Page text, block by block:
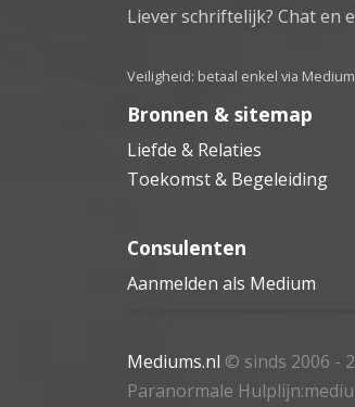
Liever schriftelijk? Chat en
Veiligheid: betaal enkel via
Bronnen & sitemap
Liefde & Relaties
Toekomst & Begeleiding
Consulenten
Aanmelden als Medium
Mediums.nl © sinds 2006 -
Paranormale